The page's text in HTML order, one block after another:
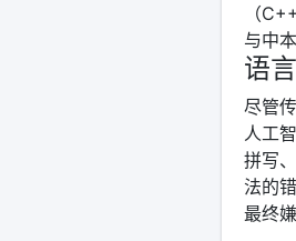
（
与中
语
尽管
人工
拼写
法的
最终